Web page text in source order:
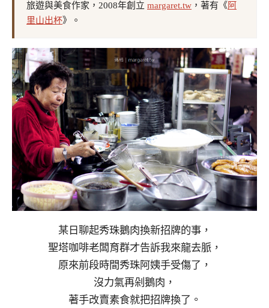
旅遊與美食作家，2008年創立 margaret.tw ，著有《阿
里山出杯》。
某日聊起秀珠鵝肉換新招牌的事，
聖塔咖啡老闆育群才告訴我來龍去脈，
原來前段時間秀珠阿姨手受傷了，
沒力氣再剁鵝肉，
著手改賣素食就把招牌換了。